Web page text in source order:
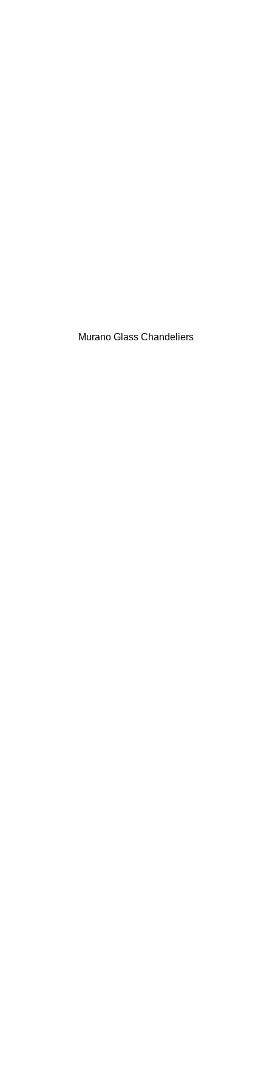
Murano Glass Chandeliers